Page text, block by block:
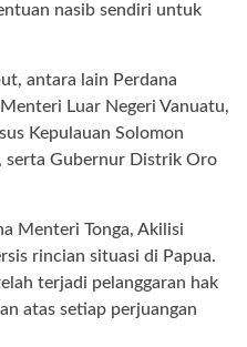
nasib sendiri untuk
antara lain Perdana
Luar Negeri Vanuatu,
Kepulauan Solomon
serta Gubernur Distrik Oro
Menteri Tonga, Akilisi
rincian situasi di Papua.
terjadi pelanggaran hak
atas setiap perjuangan